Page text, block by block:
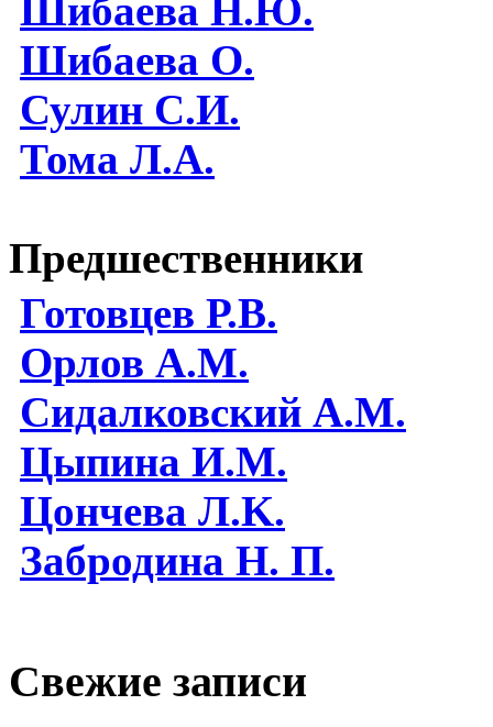
Шибаева Н.Ю.
Шибаева O.
Сулин С.И.
Тома Л.А.
Предшественники
Готовцев Р.В.
Орлов А.М.
Сидалковский А.М.
Цыпина И.М.
Цончева Л.K.
Забродина Н. П.
Свежие записи